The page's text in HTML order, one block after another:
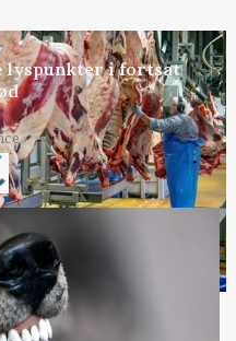
lyspunkter i fortsat